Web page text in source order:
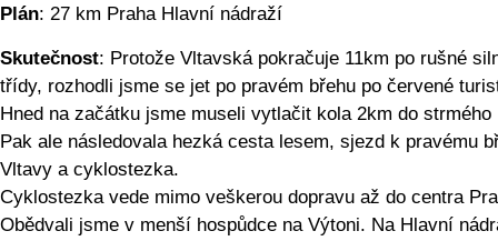
Plán: 27 km Praha Hlavní nádraží
Skutečnost: Protože Vltavská pokračuje 11km po rušné
třídy, rozhodli jsme se jet po pravém břehu po červené
Hned na začátku jsme museli vytlačit kola 2km do strmého
Pak ale následovala hezká cesta lesem, sjezd k pravému
Vltavy a cyklostezka.
Cyklostezka vede mimo veškerou dopravu až do centra
Obědvali jsme v menší hospůdce na Výtoni. Na Hlavní